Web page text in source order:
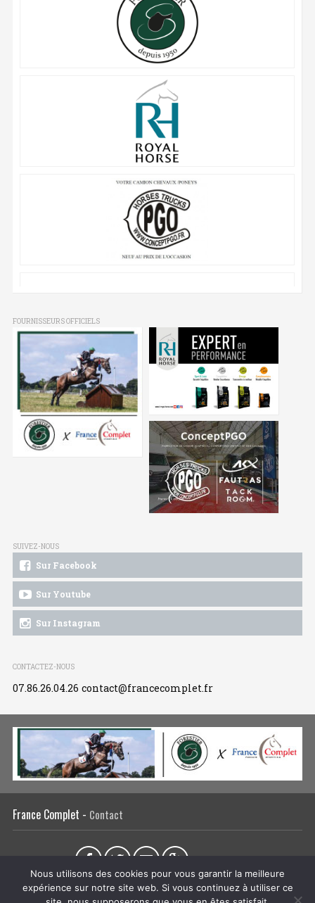
FOURNISSEURS OFFICIELS
SUIVEZ-NOUS
Sur Facebook
Sur Youtube
Sur Instagram
CONTACTEZ-NOUS
07.86.26.04.26 contact@francecomplet.fr
France Complet - Contact
L’association Actualités Tous les évènements
Liens utiles
Nous utilisons des cookies pour vous garantir la meilleure
expérience sur notre site web. Si vous continuez à utiliser ce